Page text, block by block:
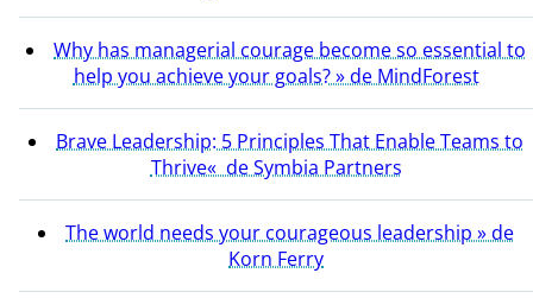
Why has managerial courage become so essential to
help you achieve your goals? » de MindForest
Brave Leadership: 5 Principles That Enable Teams to
Thrive« de Symbia Partners
The world needs your courageous leadership » de
Korn Ferry